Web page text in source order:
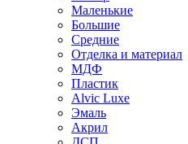
Маленькие
Большие
Средние
Отделка и материал
МДФ
Пластик
Alvic Luxe
Эмаль
Акрил